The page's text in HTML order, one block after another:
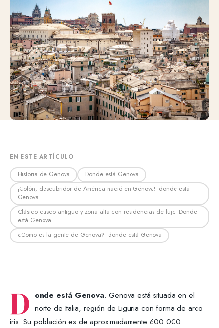
EN ESTE ARTÍCULO
Historia de Genova
Donde está Genova
¡Colón, descubridor de América nació en Génova!- donde está
Genova
Clásico casco antiguo y zona alta con residencias de lujo- Donde
está Genova
¿Como es la gente de Genova?- donde está Genova
D onde está Genova. Genova está situada en el
norte de Italia, región de Liguria con forma de arco
iris. Su población es de aproximadamente 600.000